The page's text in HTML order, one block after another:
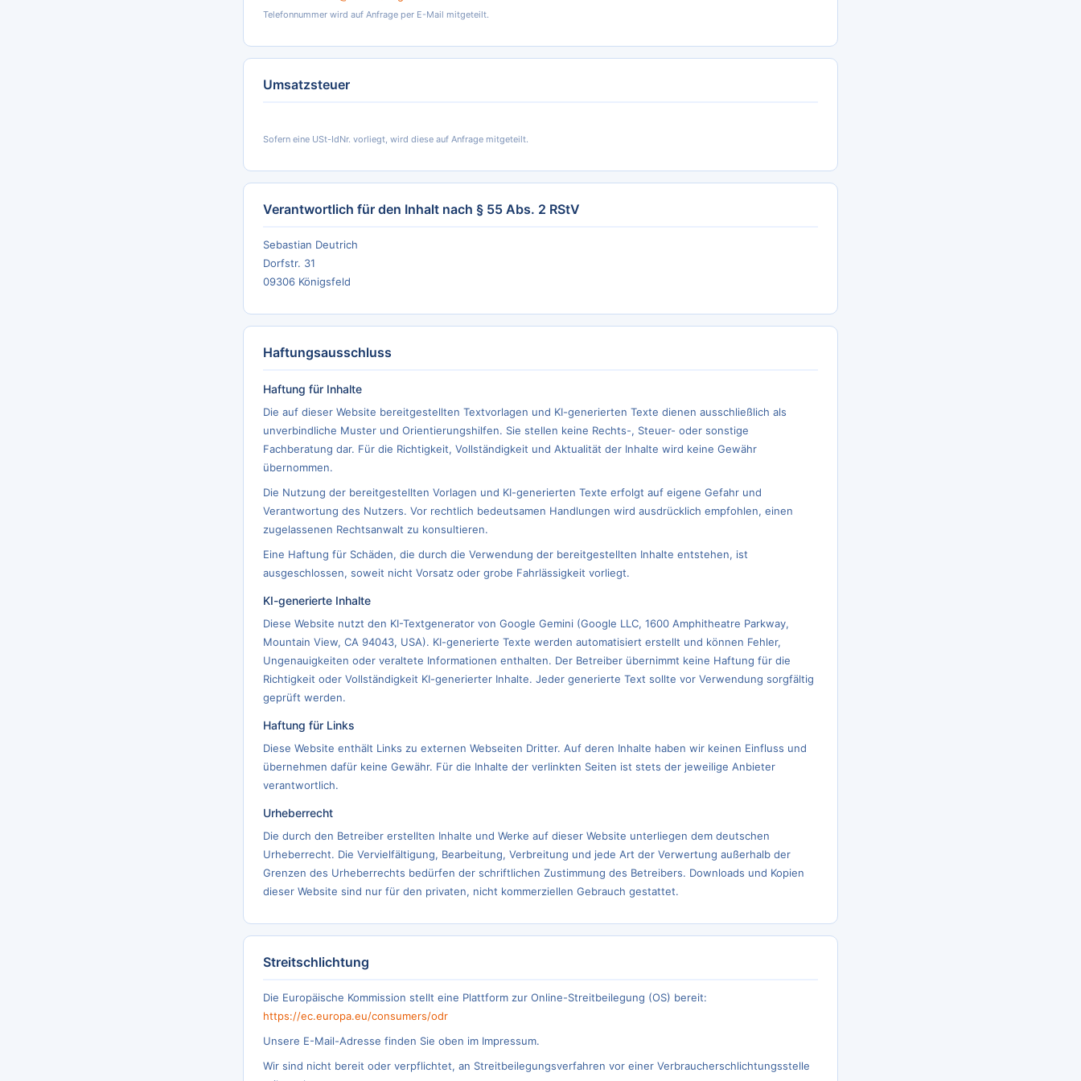
Telefonnummer wird auf Anfrage per E-Mail mitgeteilt.
Umsatzsteuer
Sofern eine USt-IdNr. vorliegt, wird diese auf Anfrage mitgeteilt.
Verantwortlich für den Inhalt nach § 55 Abs. 2 RStV
Sebastian Deutrich
Dorfstr. 31
09306 Königsfeld
Haftungsausschluss
Haftung für Inhalte
Die auf dieser Website bereitgestellten Textvorlagen und KI-generierten Texte dienen ausschließlich als
unverbindliche Muster und Orientierungshilfen. Sie stellen keine Rechts-, Steuer- oder sonstige
Fachberatung dar. Für die Richtigkeit, Vollständigkeit und Aktualität der Inhalte wird keine Gewähr
übernommen.
Die Nutzung der bereitgestellten Vorlagen und KI-generierten Texte erfolgt auf eigene Gefahr und
Verantwortung des Nutzers. Vor rechtlich bedeutsamen Handlungen wird ausdrücklich empfohlen, einen
zugelassenen Rechtsanwalt zu konsultieren.
Eine Haftung für Schäden, die durch die Verwendung der bereitgestellten Inhalte entstehen, ist
ausgeschlossen, soweit nicht Vorsatz oder grobe Fahrlässigkeit vorliegt.
KI-generierte Inhalte
Diese Website nutzt den KI-Textgenerator von Google Gemini (Google LLC, 1600 Amphitheatre Parkway,
Mountain View, CA 94043, USA). KI-generierte Texte werden automatisiert erstellt und können Fehler,
Ungenauigkeiten oder veraltete Informationen enthalten. Der Betreiber übernimmt keine Haftung für die
Richtigkeit oder Vollständigkeit KI-generierter Inhalte. Jeder generierte Text sollte vor Verwendung sorgfältig
geprüft werden.
Haftung für Links
Diese Website enthält Links zu externen Webseiten Dritter. Auf deren Inhalte haben wir keinen Einfluss und
übernehmen dafür keine Gewähr. Für die Inhalte der verlinkten Seiten ist stets der jeweilige Anbieter
verantwortlich.
Urheberrecht
Die durch den Betreiber erstellten Inhalte und Werke auf dieser Website unterliegen dem deutschen
Urheberrecht. Die Vervielfältigung, Bearbeitung, Verbreitung und jede Art der Verwertung außerhalb der
Grenzen des Urheberrechts bedürfen der schriftlichen Zustimmung des Betreibers. Downloads und Kopien
dieser Website sind nur für den privaten, nicht kommerziellen Gebrauch gestattet.
Streitschlichtung
Die Europäische Kommission stellt eine Plattform zur Online-Streitbeilegung (OS) bereit:
https://ec.europa.eu/consumers/odr
Unsere E-Mail-Adresse finden Sie oben im Impressum.
Wir sind nicht bereit oder verpflichtet, an Streitbeilegungsverfahren vor einer Verbraucherschlichtungsstelle